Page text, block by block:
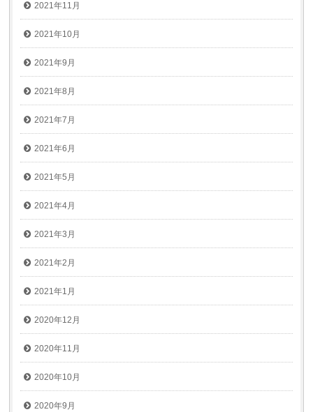
2021年11月
2021年10月
2021年9月
2021年8月
2021年7月
2021年6月
2021年5月
2021年4月
2021年3月
2021年2月
2021年1月
2020年12月
2020年11月
2020年10月
2020年9月